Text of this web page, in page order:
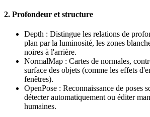
2. Profondeur et structure
Depth : Distingue les relations de
plan par la luminosité, les zones
noires à l'arrière.
NormalMap : Cartes de normales,
surface des objets (comme les effets
fenêtres).
OpenPose : Reconnaissance de poses
détecter automatiquement ou éditer
humaines.